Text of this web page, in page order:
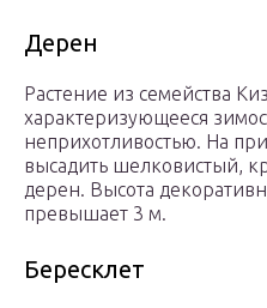
Дерен
Растение из семейства
характеризующееся
неприхотливостью. На
высадить шелковистый,
дерен. Высота
превышает 3 м.
Бересклет